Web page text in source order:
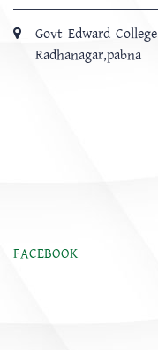
Govt Edward College
Radhanagar,pabna
FACEBOOK